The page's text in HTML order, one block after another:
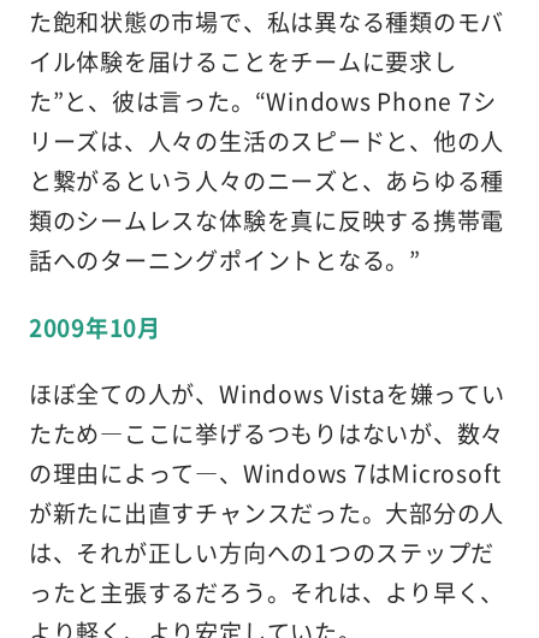
た飽和状態の市場で、私は異なる種類のモバ
イル体験を届けることをチームに要求し
た”と、彼は言った。“Windows Phone 7シ
リーズは、人々の生活のスピードと、他の人
と繋がるという人々のニーズと、あらゆる種
類のシームレスな体験を真に反映する携帯電
話へのターニングポイントとなる。”
2009年10月
ほぼ全ての人が、Windows Vistaを嫌ってい
たため―ここに挙げるつもりはないが、数々
の理由によって―、Windows 7はMicrosoft
が新たに出直すチャンスだった。大部分の人
は、それが正しい方向への1つのステップだ
ったと主張するだろう。それは、より早く、